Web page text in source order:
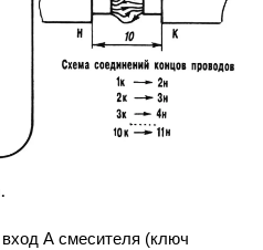
А смесителя (ключ